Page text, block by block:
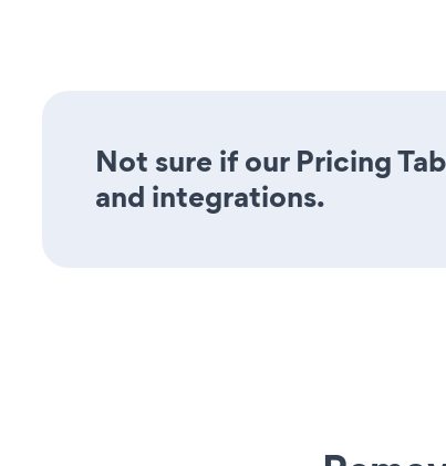
Not sure if our Pricing
and integrations.